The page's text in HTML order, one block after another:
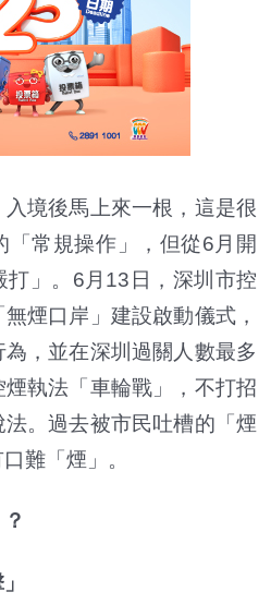
境後馬上來一根，這是很
「常規操作」，但從6月開
打」。6月13日，深圳市控
煙口岸」建設啟動儀式，
，並在深圳過關人數最多
執法「車輪戰」，不打招
。過去被市民吐槽的「煙
難「煙」。